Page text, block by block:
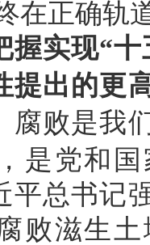
在正确轨
实现“十
提出的更
腐败是我
是党和
平总书记
败滋生